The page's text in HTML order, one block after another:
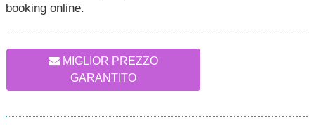
booking online.
MIGLIOR PREZZO
GARANTITO